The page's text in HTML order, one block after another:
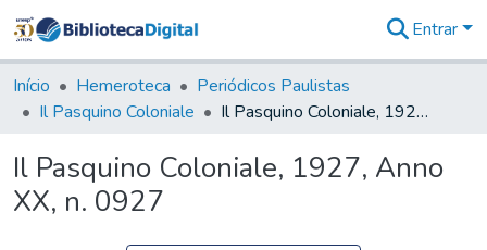
&
Coleções
Tudo na
Digital
Entrar
Início Hemeroteca
Periódicos Paulistas
Il Pasquino Coloniale
Il Pasquino Coloniale, 1927, Anno XX, n. 0927
Il Pasquino Coloniale, 1927, Anno
XX, n. 0927